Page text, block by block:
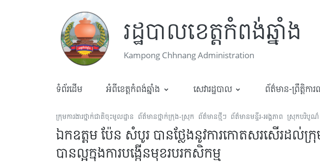
រដ្ឋបាលខេត្តកំពង់ឆ្នាំង
Kampong Chhnang Administration
ទំព័រដើម អំពីខេត្តកំពង់ឆ្នាំង សេវារដ្ឋបាល ព័ត៌មាន-ព្រឹត្តិកា
ក្រុមការងារថ្នាក់ជាតិចុះមូលដ្ឋាន ព័ត៌មានថ្នាក់ក្រុង-ស្រុក ព័ត៌មានថ្មីៗ ព័ត៌មានមន្ទីរ-អង្គភាព ស្រុកបរិបូណ៌
ឯកឧត្តម ប៉ែន សំបូរ បានថ្លែងនូវការកោតសរសើរដល់ក្
បានល្អក្នុងការបង្កើនមុខរបរកសិកម្ម